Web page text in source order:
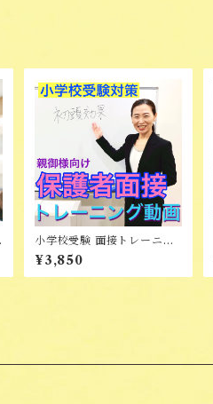
小学校受験 面接トレーニン
グ動画
¥3,850